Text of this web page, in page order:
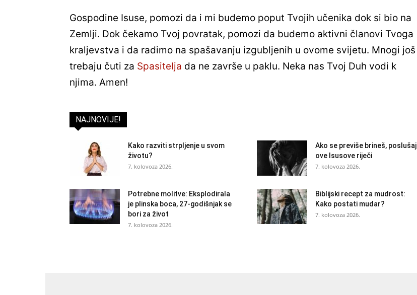
Gospodine Isuse, pomozi da i mi budemo poput Tvojih učenika dok si bio na
Zemlji. Dok čekamo Tvoj povratak, pomozi da budemo aktivni članovi Tvoga
kraljevstva i da radimo na spašavanju izgubljenih u ovome svijetu. Mnogi još
trebaju čuti za Spasitelja da ne završe u paklu. Neka nas Tvoj Duh vodi k
njima. Amen!
NAJNOVIJE!
Kako razviti strpljenje u svom
životu?
7. kolovoza 2026.
Ako se previše brineš, poslušaj
ove Isusove riječi
7. kolovoza 2026.
Potrebne molitve: Eksplodirala
je plinska boca, 27-godišnjak se
bori za život
7. kolovoza 2026.
Biblijski recept za mudrost:
Kako postati mudar?
7. kolovoza 2026.